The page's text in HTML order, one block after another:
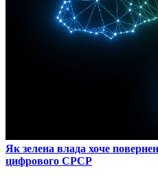
​Як зелена влада хоче
цифрового СРСР